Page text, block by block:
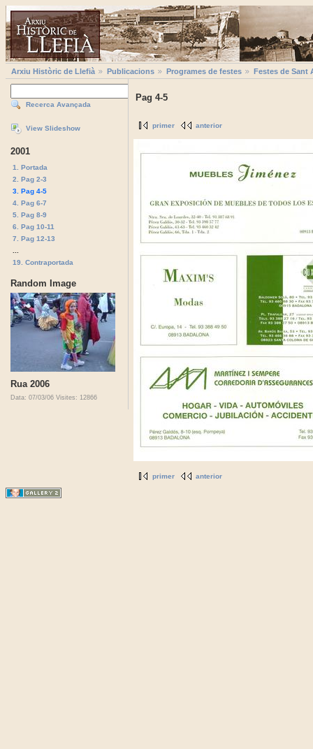
Arxiu Històric de Llefià Publicacions Programes de festes Festes de Sant
Recerca Avançada
View Slideshow
2001
1. Portada
2. Pag 2-3
3. Pag 4-5
4. Pag 6-7
5. Pag 8-9
6. Pag 10-11
7. Pag 12-13
19. Contraportada
Random Image
Rua 2006
Data: 07/03/06 Visites: 12866
Pag 4-5
primer anterior
primer anterior